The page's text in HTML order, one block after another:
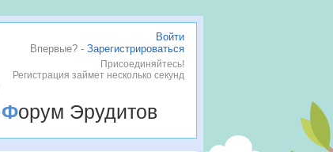
Войти
Впервые? - Зарегистрироваться
Присоединяйтесь!
Регистрация займет несколько секунд
Форум Эрудитов